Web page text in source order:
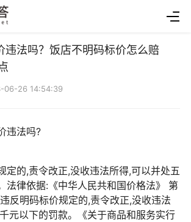
违法吗？饭店不明码标价怎么赔
26 14:54:39
违法吗?
定的,责令改正,没收违法所得,可以并处五
法律依据:《中华人民共和国价格法》 第
反明码标价规定的,责令改正,没收违法
元以下的罚款。《关于商品和服务实行